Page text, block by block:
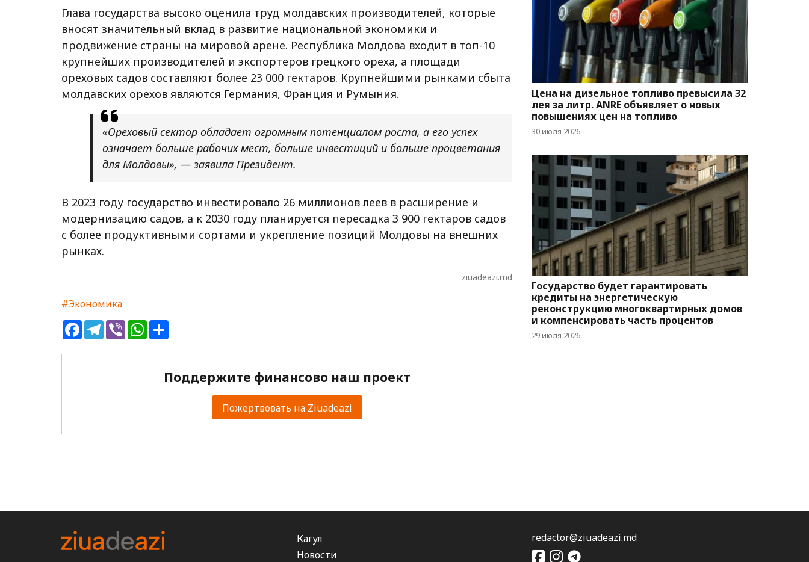
Глава государства высоко оценила труд молдавских производителей, которые
вносят значительный вклад в развитие национальной экономики и
продвижение страны на мировой арене. Республика Молдова входит в топ-10
крупнейших производителей и экспортеров грецкого ореха, а площади
ореховых садов составляют более 23 000 гектаров. Крупнейшими рынками сбыта
молдавских орехов являются Германия, Франция и Румыния.
«Ореховый сектор обладает огромным потенциалом роста, а его успех
означает больше рабочих мест, больше инвестиций и больше процветания
для Молдовы», — заявила Президент.
В 2023 году государство инвестировало 26 миллионов леев в расширение и
модернизацию садов, а к 2030 году планируется пересадка 3 900 гектаров садов
с более продуктивными сортами и укрепление позиций Молдовы на внешних
рынках.
ziuadeazi.md
#Экономика
FacebookTelegram
ViberWhatsApp
Поддержите финансово наш проект
Пожертвовать на Ziuadeazi
Цена на дизельное топливо превысила 32
лея за литр. ANRE объявляет о новых
повышениях цен на топливо
30 июля 2026
Государство будет гарантировать
кредиты на энергетическую
реконструкцию многоквартирных домов
и компенсировать часть процентов
29 июля 2026
Кагул
Новости
redactor@ziuadeazi.md